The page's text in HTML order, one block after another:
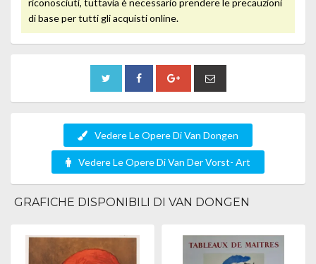
di base per tutti gli acquisti online.
Vedere Le Opere Di Van Dongen
Vedere Le Opere Di Van Der Vorst- Art
GRAFICHE DISPONIBILI DI VAN DONGEN